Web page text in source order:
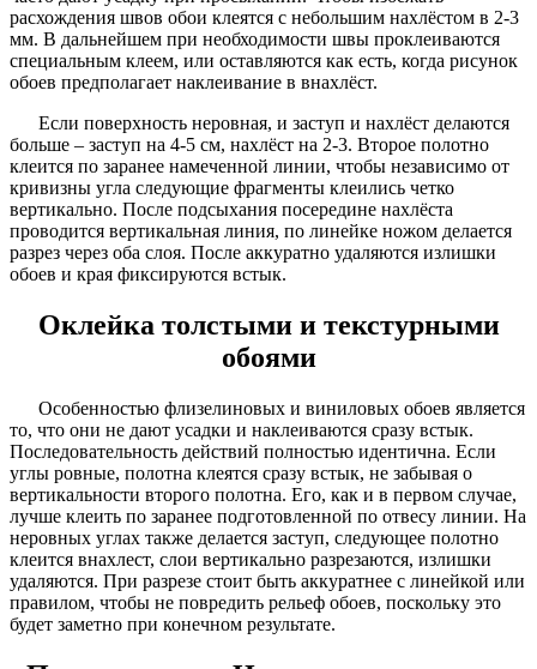
расхождения швов обои клеятся с небольшим нахлёстом в 2-3
мм. В дальнейшем при необходимости швы проклеиваются
специальным клеем, или оставляются как есть, когда рисунок
обоев предполагает наклеивание в внахлёст.
Если поверхность неровная, и заступ и нахлёст делаются
больше – заступ на 4-5 см, нахлёст на 2-3. Второе полотно
клеится по заранее намеченной линии, чтобы независимо от
кривизны угла следующие фрагменты клеились четко
вертикально. После подсыхания посередине нахлёста
проводится вертикальная линия, по линейке ножом делается
разрез через оба слоя. После аккуратно удаляются излишки
обоев и края фиксируются встык.
Оклейка толстыми и текстурными
обоями
Особенностью флизелиновых и виниловых обоев является
то, что они не дают усадки и наклеиваются сразу встык.
Последовательность действий полностью идентична. Если
углы ровные, полотна клеятся сразу встык, не забывая о
вертикальности второго полотна. Его, как и в первом случае,
лучше клеить по заранее подготовленной по отвесу линии. На
неровных углах также делается заступ, следующее полотно
клеится внахлест, слои вертикально разрезаются, излишки
удаляются. При разрезе стоит быть аккуратнее с линейкой или
правилом, чтобы не повредить рельеф обоев, поскольку это
будет заметно при конечном результате.